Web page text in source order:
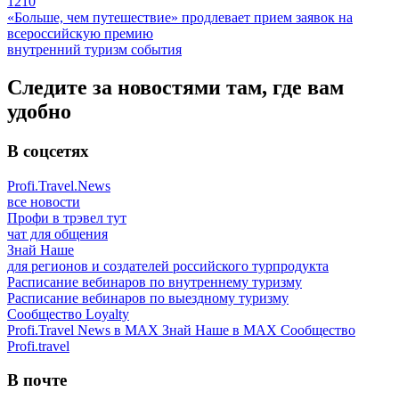
«Больше, чем путешествие» продлевает прием заявок на
всероссийскую премию
внутренний туризм события
Следите за новостями там, где вам
удобно
В соцсетях
Profi.Travel.News
все новости
Профи в трэвел тут
чат для общения
Знай Наше
для регионов и создателей российского турпродукта
Расписание вебинаров по внутреннему туризму
Расписание вебинаров по выездному туризму
Сообщество Loyalty
Profi.Travel News в MAX Знай Наше в MAX Сообщество
Profi.travel
В почте